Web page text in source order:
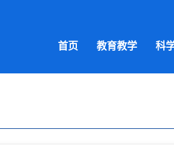
首页 教育教学 科